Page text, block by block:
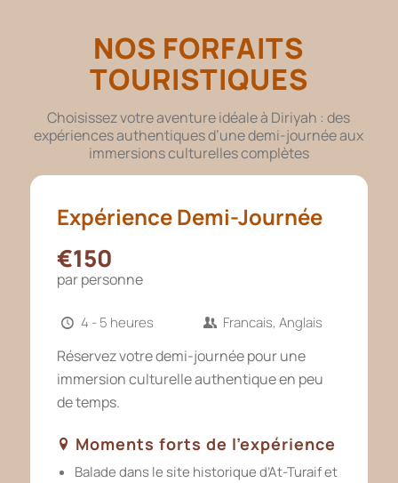
NOS FORFAITS
TOURISTIQUES
Choisissez votre aventure idéale à Diriyah : des
expériences authentiques d’une demi-journée aux
immersions culturelles complètes
Expérience Demi-Journée
€150
par personne
4 - 5 heures Francais, Anglais
Réservez votre demi-journée pour une
immersion culturelle authentique en peu
de temps.
Moments forts de l’expérience
Balade dans le site historique d’At-Turaif et